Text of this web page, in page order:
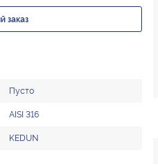
заказ
Пусто
AISI 316
KEDUN